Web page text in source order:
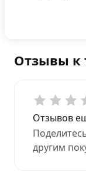
Отзывы к
Отзывов
другим